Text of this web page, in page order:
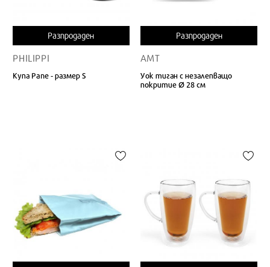
Разпродаден
PHILIPPI
Купа Pane - размер S
Разпродаден
AMT
Уок тиган с незалепващо
покритие Ø 28 см